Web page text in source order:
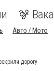
Авто / Мото
дорогу